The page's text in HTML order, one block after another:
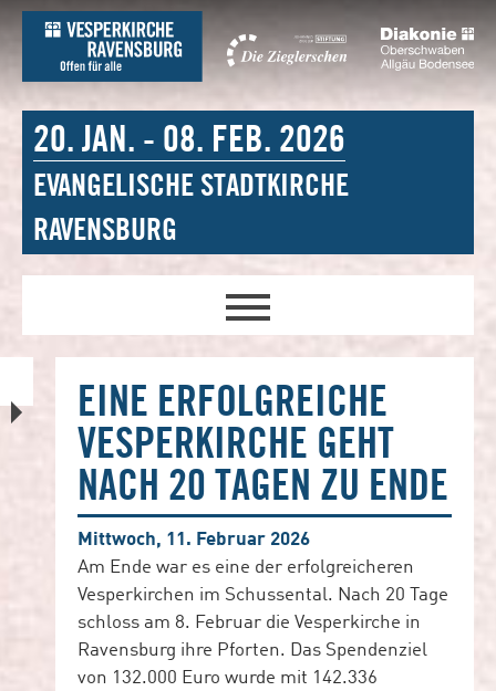
20. JAN. - 08. FEB. 2026
EVANGELISCHE STADTKIRCHE
RAVENSBURG
EINE ERFOLGREICHE
VESPERKIRCHE GEHT
NACH 20 TAGEN ZU ENDE
Mittwoch, 11. Februar 2026
Am Ende war es eine der erfolgreicheren
Vesperkirchen im Schussental. Nach 20 Tage
schloss am 8. Februar die Vesperkirche in
Ravensburg ihre Pforten. Das Spendenziel
von 132.000 Euro wurde mit 142.336